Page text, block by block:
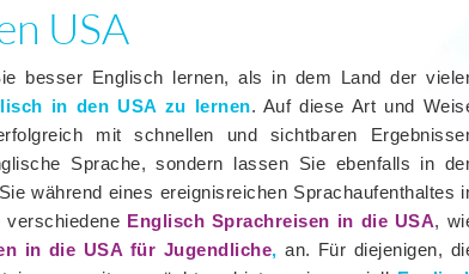
USA
besser Englisch lernen, als in dem Land der
in den USA zu lernen. Auf diese Art und
mit schnellen und sichtbaren
Sprache, sondern lassen Sie ebenfalls in
während eines ereignisreichen Sprachaufenthaltes
verschiedene Englisch Sprachreisen in die USA,
in die USA für Jugendliche,an. Für diejenigen,